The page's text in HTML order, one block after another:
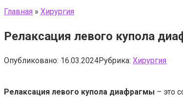
Главная » Хирургия
Релаксация левого купола
Опубликовано: 16.03.2024Рубрика: Хирургия
Релаксация левого купола диафрагмы – это